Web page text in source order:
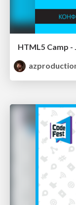
HTML5 Camp